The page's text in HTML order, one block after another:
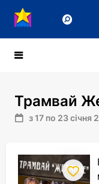
Трамвай
з 17 по 23 січня